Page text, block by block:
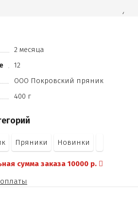
дезодорированные (в
вещество (ванилин-
2 месяца
12
ООО Покровский пряник
400 г
Пряники Новинки
сумма заказа 10000 р.